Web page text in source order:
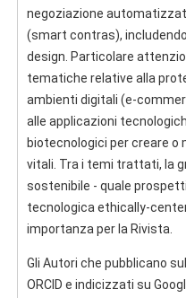
negoziazione
(smart contras),
design. Particolare
tematiche relative alla
ambienti digitali (e-
alle applicazioni
biotecnologici per creare
vitali. Tra i temi trattati, la
sostenibile - quale
tecnologica ethically-
importanza per la Rivista.
Gli Autori che pubblicano
ORCID e indicizzati su